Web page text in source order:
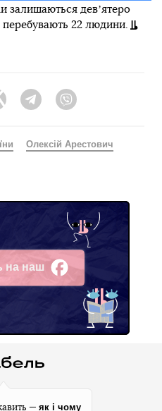
залишаються девʼятеро
перебувають 22 людини.
Twitter TelegramViber
Олексій Арестович
на наш
— як і чому